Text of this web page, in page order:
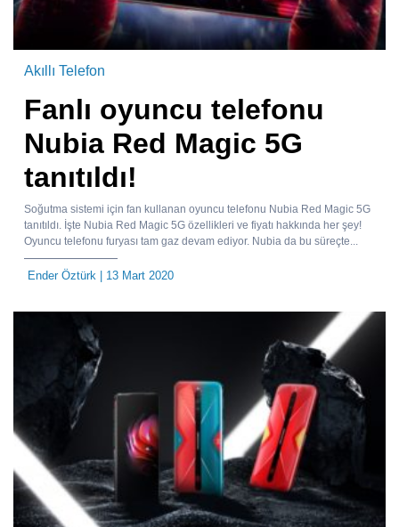
Akıllı Telefon
Fanlı oyuncu telefonu
Nubia Red Magic 5G
tanıtıldı!
Soğutma sistemi için fan kullanan oyuncu telefonu Nubia Red Magic 5G
tanıtıldı. İşte Nubia Red Magic 5G özellikleri ve fiyatı hakkında her şey!
Oyuncu telefonu furyası tam gaz devam ediyor. Nubia da bu süreçte...
Ender Öztürk | 13 Mart 2020